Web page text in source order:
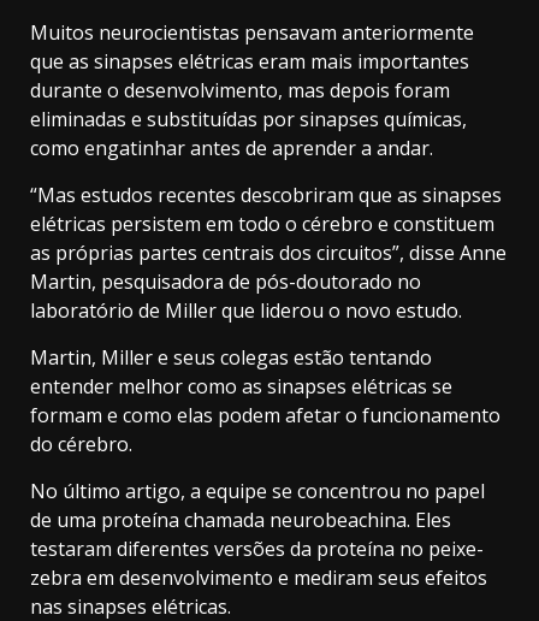
Muitos neurocientistas pensavam anteriormente
que as sinapses elétricas eram mais importantes
durante o desenvolvimento, mas depois foram
eliminadas e substituídas por sinapses químicas,
como engatinhar antes de aprender a andar.
“Mas estudos recentes descobriram que as sinapses
elétricas persistem em todo o cérebro e constituem
as próprias partes centrais dos circuitos”, disse Anne
Martin, pesquisadora de pós-doutorado no
laboratório de Miller que liderou o novo estudo.
Martin, Miller e seus colegas estão tentando
entender melhor como as sinapses elétricas se
formam e como elas podem afetar o funcionamento
do cérebro.
No último artigo, a equipe se concentrou no papel
de uma proteína chamada neurobeachina. Eles
testaram diferentes versões da proteína no peixe-
zebra em desenvolvimento e mediram seus efeitos
nas sinapses elétricas.